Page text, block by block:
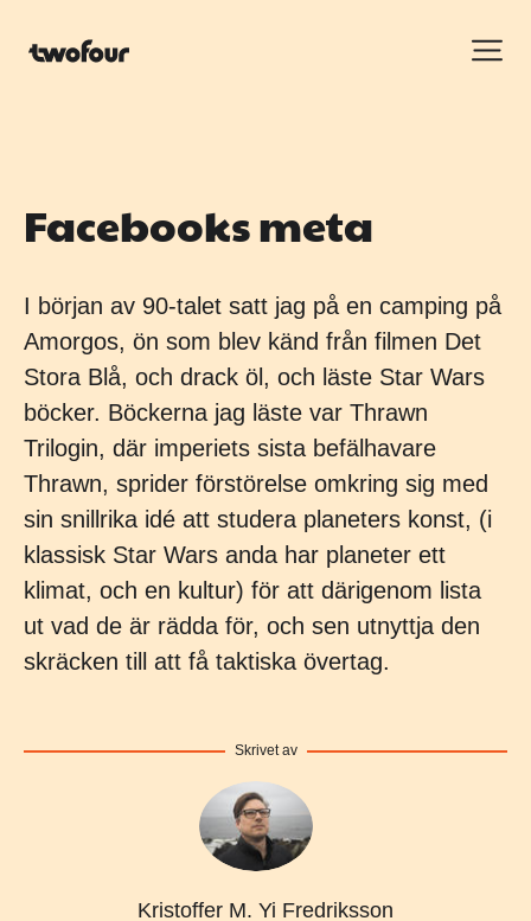
Facebooks meta
I början av 90-talet satt jag på en camping på
Amorgos, ön som blev känd från filmen Det
Stora Blå, och drack öl, och läste Star Wars
böcker. Böckerna jag läste var Thrawn
Trilogin, där imperiets sista befälhavare
Thrawn, sprider förstörelse omkring sig med
sin snillrika idé att studera planeters konst, (i
klassisk Star Wars anda har planeter ett
klimat, och en kultur) för att därigenom lista
ut vad de är rädda för, och sen utnyttja den
skräcken till att få taktiska övertag.
Skrivet av
Kristoffer M. Yi Fredriksson